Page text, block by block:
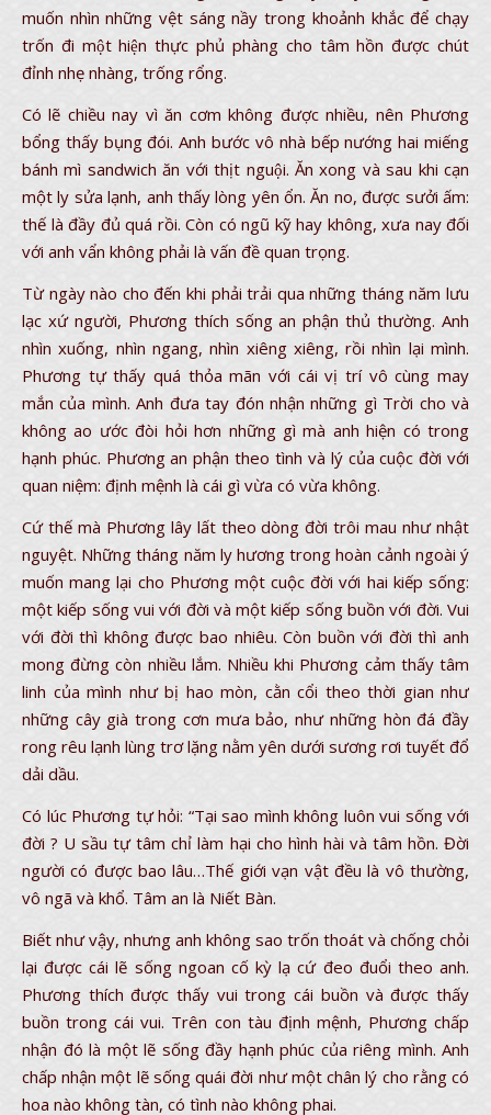
muốn nhìn những vệt sáng nầy trong khoảnh khắc để chạy
trốn đi một hiện thực phủ phàng cho tâm hồn được chút
đỉnh nhẹ nhàng, trống rổng.
Có lẽ chiều nay vì ăn cơm không được nhiều, nên Phương
bổng thấy bụng đói. Anh bước vô nhà bếp nướng hai miếng
bánh mì sandwich ăn với thịt nguội. Ăn xong và sau khi cạn
một ly sửa lạnh, anh thấy lòng yên ổn. Ăn no, được sưởi ấm:
thế là đầy đủ quá rồi. Còn có ngũ kỹ hay không, xưa nay đối
với anh vẩn không phải là vấn đề quan trọng.
Từ ngày nào cho đến khi phải trải qua những tháng năm lưu
lạc xứ người, Phương thích sống an phận thủ thường. Anh
nhìn xuống, nhìn ngang, nhìn xiêng xiêng, rồi nhìn lại mình.
Phương tự thấy quá thỏa mãn với cái vị trí vô cùng may
mắn của mình. Anh đưa tay đón nhận những gì Trời cho và
không ao ước đòi hỏi hơn những gì mà anh hiện có trong
hạnh phúc. Phương an phận theo tình và lý của cuộc đời với
quan niệm: định mệnh là cái gì vừa có vừa không.
Cứ thế mà Phương lây lất theo dòng đời trôi mau như nhật
nguyệt. Những tháng năm ly hương trong hoàn cảnh ngoài ý
muốn mang lại cho Phương một cuộc đời với hai kiếp sống:
một kiếp sống vui với đời và một kiếp sống buồn với đời. Vui
với đời thì không được bao nhiêu. Còn buồn với đời thì anh
mong đừng còn nhiều lắm. Nhiều khi Phương cảm thấy tâm
linh của mình như bị hao mòn, cằn cổi theo thời gian như
những cây già trong cơn mưa bảo, như những hòn đá đầy
rong rêu lạnh lùng trơ lặng nằm yên dưới sương rơi tuyết đổ
dải dầu.
Có lúc Phương tự hỏi: “Tại sao mình không luôn vui sống với
đời ? U sầu tự tâm chỉ làm hại cho hình hài và tâm hồn. Đời
người có được bao lâu…Thế giới vạn vật đều là vô thường,
vô ngã và khổ. Tâm an là Niết Bàn.
Biết như vậy, nhưng anh không sao trốn thoát và chống chỏi
lại được cái lẽ sống ngoan cố kỳ lạ cứ đeo đuổi theo anh.
Phương thích được thấy vui trong cái buồn và được thấy
buồn trong cái vui. Trên con tàu định mệnh, Phương chấp
nhận đó là một lẽ sống đầy hạnh phúc của riêng mình. Anh
chấp nhận một lẽ sống quái đời như một chân lý cho rằng có
hoa nào không tàn, có tình nào không phai.